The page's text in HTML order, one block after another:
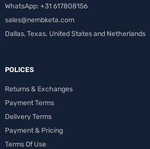
WhatsApp: +31 617808156
sales@nembketa.com
Dallas, Texas. United States and Netherlands
POLICES
Returns & Exchanges
Payment Terms
Delivery Terms
Payment & Pricing
Terms Of Use